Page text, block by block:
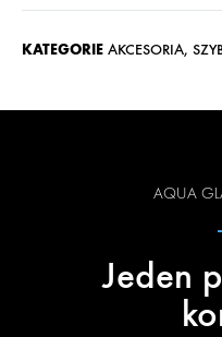
KATEGORIE AKCESORIA,
AQUA
Jeden